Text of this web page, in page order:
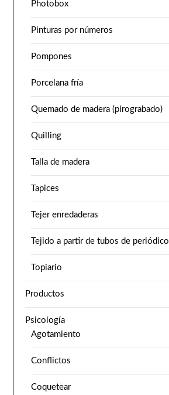
Photobox
Pinturas por números
Pompones
Porcelana fría
Quemado de madera (pirograbado)
Quilling
Talla de madera
Tapices
Tejer enredaderas
Tejido a partir de tubos de periódico
Topiario
Productos
Psicología
Agotamiento
Conflictos
Coquetear